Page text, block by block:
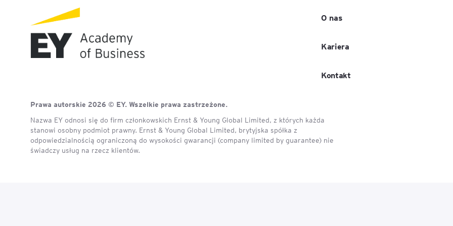
Prawo sztucznej inteligencji
AI w finansach
O nas
Kariera
Kontakt
Prawa autorskie 2026 © EY. Wszelkie prawa zastrzeżone.
Nazwa EY odnosi się do firm członkowskich Ernst & Young Global Limited, z których każda
stanowi osobny podmiot prawny. Ernst & Young Global Limited, brytyjska spółka z
odpowiedzialnością ograniczoną do wysokości gwarancji (company limited by guarantee) nie
świadczy usług na rzecz klientów.